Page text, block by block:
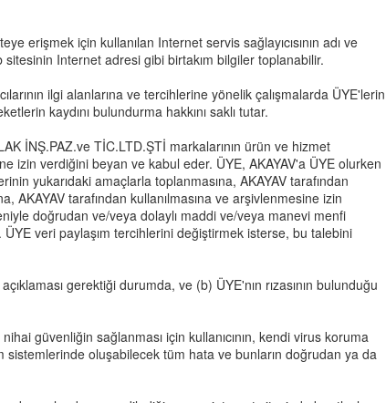
erişmek için kullanılan Internet servis sağlayıcısının adı ve
Internet adresi gibi birtakım bilgiler toplanabilir.
ilgi alanlarına ve tercihlerine yönelik çalışmalarda ÜYE'lerin
kaydını bulundurma hakkını saklı tutar.
İNŞ.PAZ.ve TİC.LTD.ŞTİ markalarının ürün ve hizmet
izin verdiğini beyan ve kabul eder. ÜYE, AKAYAV'a ÜYE olurken
yukarıdaki amaçlarla toplanmasına, AKAYAV tarafından
tarafından kullanılmasına ve arşivlenmesine izin
doğrudan ve/veya dolaylı maddi ve/veya manevi menfi
ÜYE veri paylaşım tercihlerini değiştirmek isterse, bu talebini
gerektiği durumda, ve (b) ÜYE'nın rızasının bulunduğu
güvenliğin sağlanması için kullanıcının, kendi virus koruma
sistemlerinde oluşabilecek tüm hata ve bunların doğrudan ya da